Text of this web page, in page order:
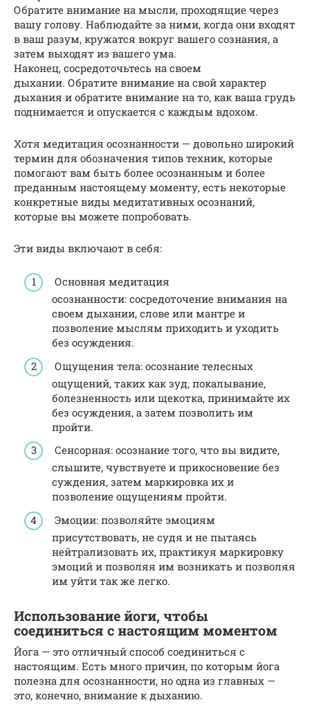
Обратите внимание на мысли, проходящие через
вашу голову. Наблюдайте за ними, когда они входят
в ваш разум, кружатся вокруг вашего сознания, а
затем выходят из вашего ума.
Наконец, сосредоточьтесь на своем
дыхании. Обратите внимание на свой характер
дыхания и обратите внимание на то, как ваша грудь
поднимается и опускается с каждым вдохом.
Хотя медитация осознанности — довольно широкий
термин для обозначения типов техник, которые
помогают вам быть более осознанным и более
преданным настоящему моменту, есть некоторые
конкретные виды медитативных осознаний,
которые вы можете попробовать.
Эти виды включают в себя:
Основная медитация
осознанности: сосредоточение внимания на
своем дыхании, слове или мантре и
позволение мыслям приходить и уходить
без осуждения.
Ощущения тела: осознание телесных
ощущений, таких как зуд, покалывание,
болезненность или щекотка, принимайте их
без осуждения, а затем позволить им
пройти.
Сенсорная: осознание того, что вы видите,
слышите, чувствуете и прикосновение без
суждения, затем маркировка их и
позволение ощущениям пройти.
Эмоции: позволяйте эмоциям
присутствовать, не судя и не пытаясь
нейтрализовать их, практикуя маркировку
эмоций и позволяя им возникать и позволяя
им уйти так же легко.
Использование йоги, чтобы
соединиться с настоящим моментом
Йога — это отличный способ соединиться с
настоящим. Есть много причин, по которым йога
полезна для осознанности, но одна из главных —
это, конечно, внимание к дыханию.